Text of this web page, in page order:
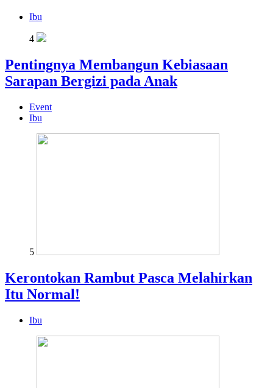
Ibu
4
Pentingnya Membangun Kebiasaan
Sarapan Bergizi pada Anak
Event
Ibu
5
Kerontokan Rambut Pasca Melahirkan
Itu Normal!
Ibu